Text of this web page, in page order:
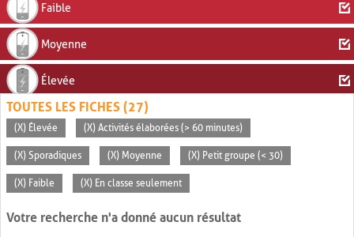
Faible
Moyenne
Élevée
TOUTES LES FICHES (27)
(X) Élevée (X) Activités élaborées (> 60 minutes)
(X) Sporadiques (X) Moyenne (X) Petit groupe (< 30)
(X) Faible (X) En classe seulement
Votre recherche n'a donné aucun résultat